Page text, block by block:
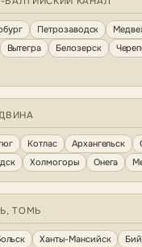
Петрозаводск
Вытегра Белозерск
Котлас Архангельск
Холмогоры Онега
ТОМЬ
Ханты-Мансийск